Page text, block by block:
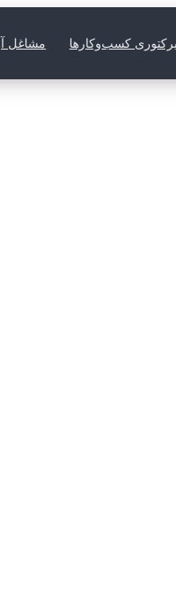
کسب‌وکارها مشاغل